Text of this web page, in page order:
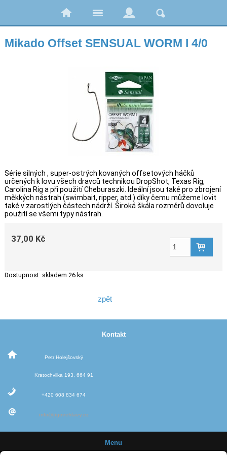
Mikado Offset SENSUAL WORM I 4/0
Série silných , super-ostrých kovaných offsetových háčků
určených k lovu všech dravců technikou DropShot, Texas Rig,
Carolina Rig a při použití Cheburaszki. Ideální jsou také pro zbrojení
měkkých nástrah (swimbait, ripper, atd.) díky čemu můžeme lovit
také v zarostlých částech nádrží. Široká škála rozměrů dovoluje
použití se všemi typy nástrah.
37,00 Kč
Dostupnost: skladem 26 ks
zpět
Kontakt
Petr Holejšovský
Kratochvilka 193, 664 91
+420 608 834 674
info@jigovehlavy.cz
Menu